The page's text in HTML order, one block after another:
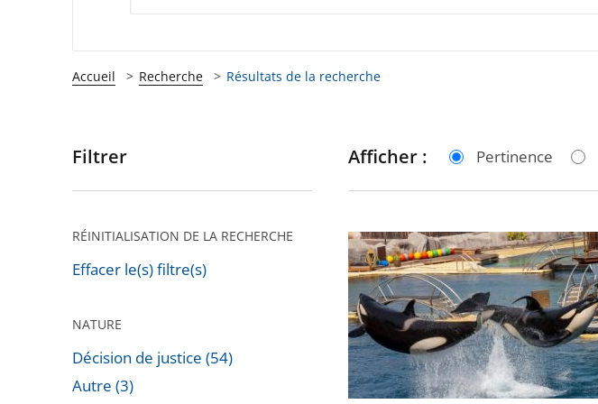
Accueil Recherche Résultats de la recherche
Passer
pour
après
Filtrer
RÉINITIALISATION DE LA RECHERCHE
Effacer le(s) filtre(s)
NATURE
Décision de justice (54)
Autre (3)
Afficher : Pertinence
Cétacés
en
captivité
:
la
législation
actuelle